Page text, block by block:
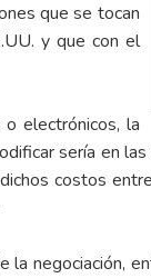
que se tocan
y que con el
electrónicos, la
sería en
costos
negociación,